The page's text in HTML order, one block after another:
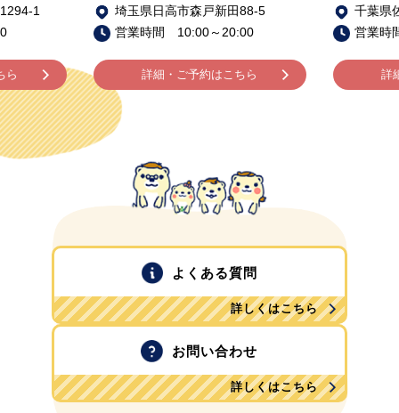
1
ら
埼玉県日高市森戸新田88-5
営業時間 10:00～20:00
詳細・ご予約はこちら
千葉県
営業時
詳
よくある質問
詳しくはこちら
お問い合わせ
詳しくはこちら